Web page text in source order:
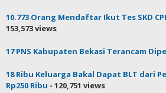
10.773 Orang Mendaftar Ikut Tes SKD
153,573 views
17 PNS Kabupaten Bekasi Terancam
18 Ribu Keluarga Bakal Dapat BLT dari
Rp250 Ribu - 120,751 views